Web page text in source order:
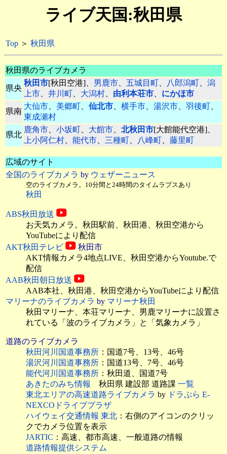
ライブ天国:秋田県
Top ＞ 秋田県
秋田県のライブカメラ
県央
秋田市[秋田空港]、 男鹿市、 五城目町、 八郎潟町、 潟
上市、 井川町、 大潟村、 由利本荘市、 にかほ市
県南
大仙市、 美郷町、 仙北市、 横手市、 湯沢市、 羽後町、
東成瀬村
県北
鹿角市、 小坂町、 大館市、 北秋田市[大館能代空港]、
上小阿仁村、 能代市、 三種町、 八峰町、 藤里町
広域のサイト
全国のライブカメラ by ウェザーニュース
空のライブカメラ。10分間と24時間のタイムラプスあり
秋田
ABS秋田放送
お天気カメラ。秋田駅前、秋田港、 秋田空港から
YouTubeにより配信
AKT秋田テレビ
秋田市
AKT情報カメラ4地点LIVE、 秋田空港からYoutube.で
配信
AAB秋田朝日放送
AAB本社、秋田港、秋田空港からYouTubeにより配信
マリーナのライブカメラ by マリーナ秋田
秋田マリーナ、本荘マリーナ、男鹿マリーナに設置さ
れている「波のライブカメラ」と「気象カメラ」
道路のライブカメラ
秋田河川国道事務所 ：国道7号、13号、46号
湯沢河川国道事務所 ：国道13号、7号、46号
能代河川国道事務所 ：秋田道、国道7号
あきたのみち情報
秋田県 建設部 道路課 一覧
東北エリアの高速道路ライブカメラ by ドラぷら E-
NEXCOドライブプラザ
ハイウェイ交通情報 東北 ：右側のアイコンのクリッ
クでカメラ位置を表示
JARTIC ：高速、都市高速、一般道路の情報
道路情報提供システム